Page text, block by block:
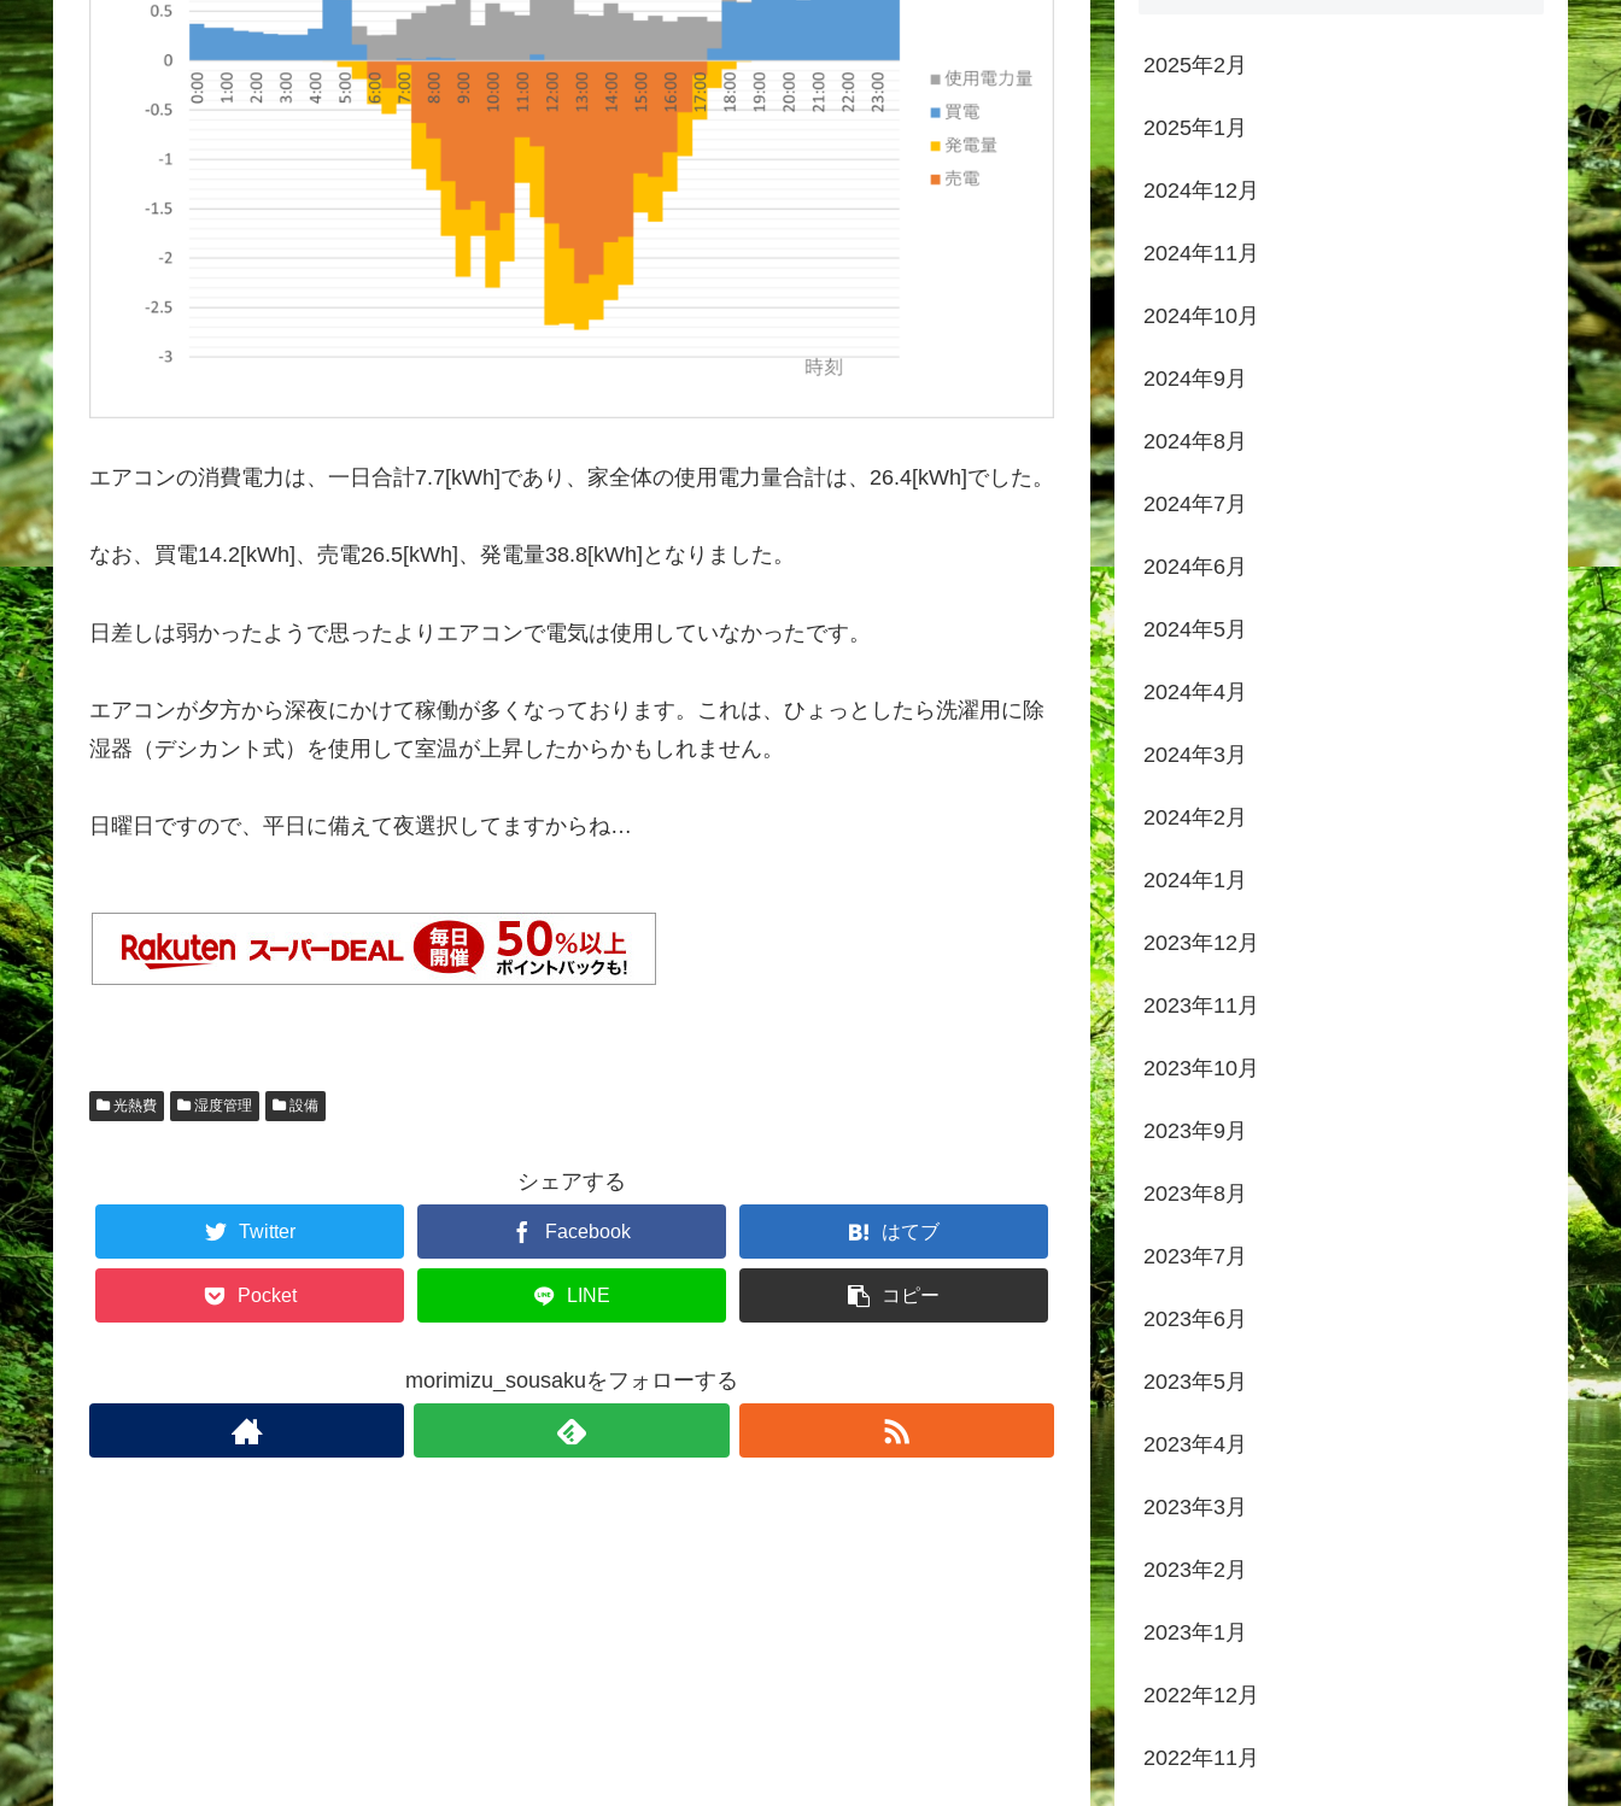
エアコンの消費電力は、一日合計7.7[kWh]であり、家全体の使用電力量合計は、26.4[kWh]でした。
なお、買電14.2[kWh]、売電26.5[kWh]、発電量38.8[kWh]となりました。
日差しは弱かったようで思ったよりエアコンで電気は使用していなかったです。
エアコンが夕方から深夜にかけて稼働が多くなっております。これは、ひょっとしたら洗濯用に除
湿器（デシカント式）を使用して室温が上昇したからかもしれません。
日曜日ですので、平日に備えて夜選択してますからね…
光熱費 湿度管理 設備
シェアする
Twitter Facebook はてブ
Pocket LINE コピー
morimizu_sousakuをフォローする
2025年2月
2025年1月
2024年12月
2024年11月
2024年10月
2024年9月
2024年8月
2024年7月
2024年6月
2024年5月
2024年4月
2024年3月
2024年2月
2024年1月
2023年12月
2023年11月
2023年10月
2023年9月
2023年8月
2023年7月
2023年6月
2023年5月
2023年4月
2023年3月
2023年2月
2023年1月
2022年12月
2022年11月